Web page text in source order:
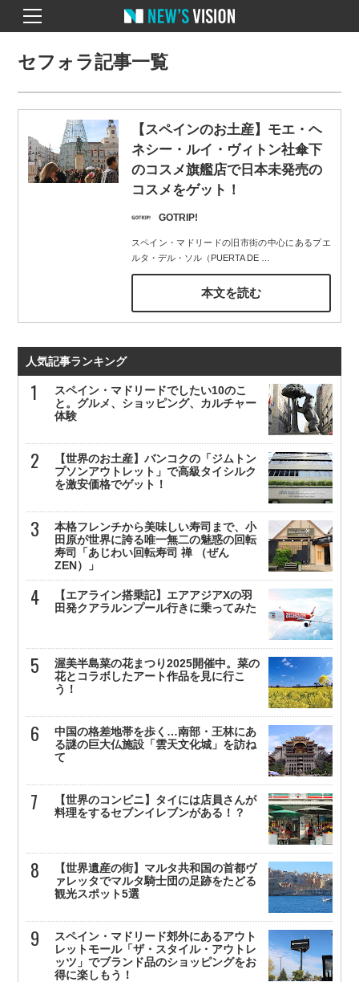
セフォラ記事一覧
【スペインのお土産】モエ・ヘ
ネシー・ルイ・ヴィトン社傘下
のコスメ旗艦店で日本未発売の
コスメをゲット！
GOTRIP!
スペイン・マドリードの旧市街の中心にあるプエ
ルタ・デル・ソル（PUERTA DE…
本文を読む
人気記事ランキング
スペイン・マドリードでしたい10のこ
と。グルメ、ショッピング、カルチャー
体験
【世界のお土産】バンコクの「ジムトン
プソンアウトレット」で高級タイシルク
を激安価格でゲット！
本格フレンチから美味しい寿司まで、小
田原が世界に誇る唯一無二の魅惑の回転
寿司「あじわい回転寿司 禅 （ぜん
ZEN）」
【エアライン搭乗記】エアアジアXの羽
田発クアラルンプール行きに乗ってみた
渥美半島菜の花まつり2025開催中。菜の
花とコラボしたアート作品を見に行こ
う！
中国の格差地帯を歩く…南部・王林にあ
る謎の巨大仏施設「雲天文化城」を訪ね
て
【世界のコンビニ】タイには店員さんが
料理をするセブンイレブンがある！？
【世界遺産の街】マルタ共和国の首都ヴ
ァレッタでマルタ騎士団の足跡をたどる
観光スポット5選
スペイン・マドリード郊外にあるアウト
レットモール「ザ・スタイル・アウトレ
ッツ」でブランド品のショッピングをお
得に楽しもう！